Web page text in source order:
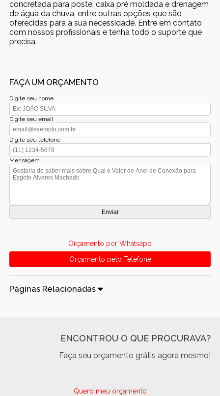
concretada para poste, caixa pré moldada e drenagem
de água da chuva, entre outras opções que são
oferecidas para a sua necessidade. Entre em contato
com nossos profissionais e tenha todo o suporte que
precisa.
FAÇA UM ORÇAMENTO
Digite seu nome
Digite seu email
Digite seu telefone
Mensagem
Orçamento por Whatsapp
Orçamento pelo Telefone
Páginas Relacionadas
ENCONTROU O QUE PROCURAVA?
Faça seu orçamento grátis agora mesmo!
Quero meu orçamento